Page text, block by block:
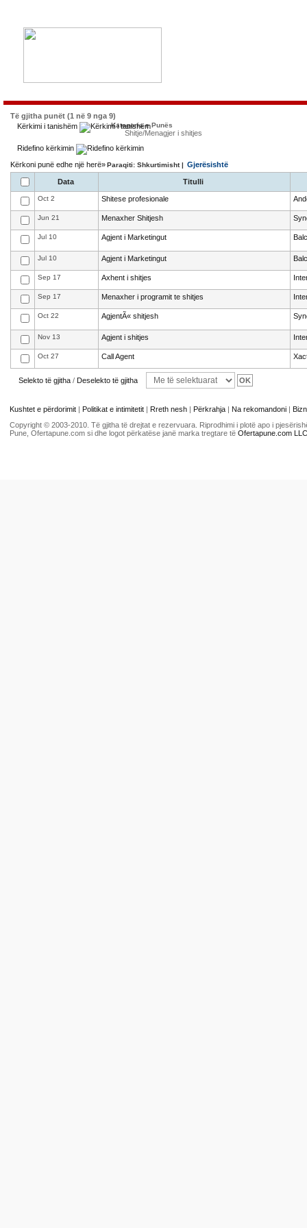
Të gjitha punët (1 në 9 nga 9)
Kërkimi i tanishëm
Kategoria e Punës
Shitje/Menagjer i shitjes
Ridefino kërkimin
Kërkoni punë edhe një herë»Paraqiti: Shkurtimisht | Gjerësishtë
Data Titulli
Oct 2 Shitese profesionale
Jun 21 Menaxher Shitjesh
Jul 10 Agjent i Marketingut
Jul 10 Agjent i Marketingut
Sep 17 Axhent i shitjes
Sep 17 Menaxher i programit te shitjes
Oct 22 AgjentÃ« shitjesh
Nov 13 Agjent i shitjes
Oct 27 Call Agent
Selekto të gjitha / Deselekto të gjitha
Kushtet e përdorimit | Politikat e intimitetit | Rreth nesh | Përkrahja | Na rekomandoni |
Copyright © 2003-2010. Të gjitha të drejtat e rezervuara. Riprodhimi i plotë apo i
Pune, Ofertapune.com si dhe logot përkatëse janë marka tregtare të Ofertapune.com LLC